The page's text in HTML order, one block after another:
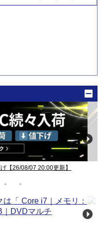
ト一覧【26/08/07 20:00更新】